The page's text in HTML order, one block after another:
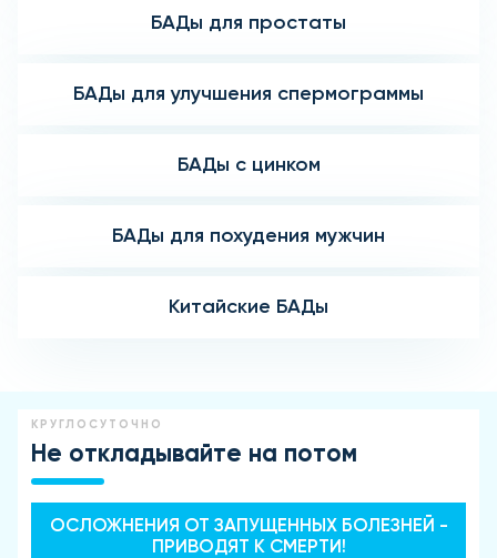
БАДы для простаты
БАДы для улучшения спермограммы
БАДы с цинком
БАДы для похудения мужчин
Китайские БАДы
КРУГЛОСУТОЧНО
Не откладывайте на потом
ОСЛОЖНЕНИЯ ОТ ЗАПУЩЕННЫХ БОЛЕЗНЕЙ -
ПРИВОДЯТ К СМЕРТИ!